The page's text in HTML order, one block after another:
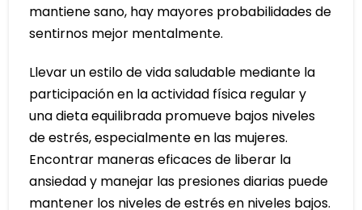
mantiene sano, hay mayores probabilidades de
sentirnos mejor mentalmente.
Llevar un estilo de vida saludable mediante la
participación en la actividad física regular y
una dieta equilibrada promueve bajos niveles
de estrés, especialmente en las mujeres.
Encontrar maneras eficaces de liberar la
ansiedad y manejar las presiones diarias puede
mantener los niveles de estrés en niveles bajos.